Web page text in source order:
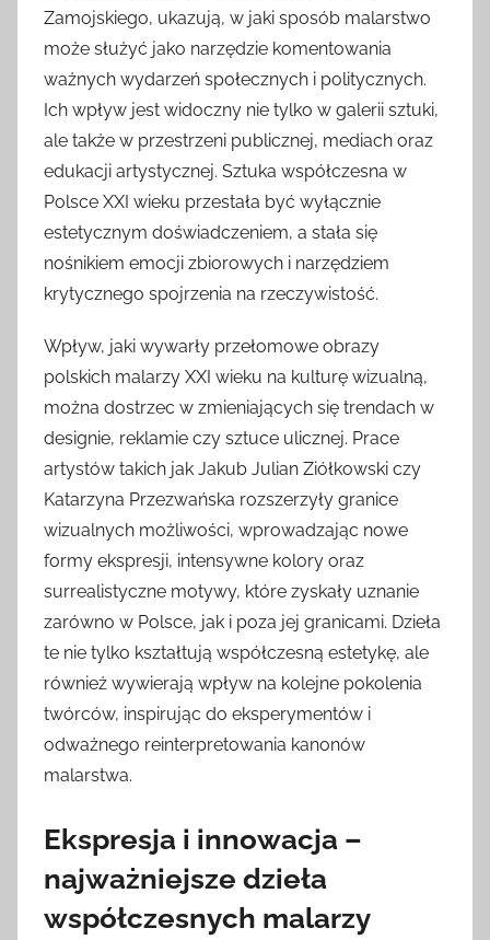
Zamojskiego, ukazują, w jaki sposób malarstwo
może służyć jako narzędzie komentowania
ważnych wydarzeń społecznych i politycznych.
Ich wpływ jest widoczny nie tylko w galerii sztuki,
ale także w przestrzeni publicznej, mediach oraz
edukacji artystycznej. Sztuka współczesna w
Polsce XXI wieku przestała być wyłącznie
estetycznym doświadczeniem, a stała się
nośnikiem emocji zbiorowych i narzędziem
krytycznego spojrzenia na rzeczywistość.
Wpływ, jaki wywarły przełomowe obrazy
polskich malarzy XXI wieku na kulturę wizualną,
można dostrzec w zmieniających się trendach w
designie, reklamie czy sztuce ulicznej. Prace
artystów takich jak Jakub Julian Ziółkowski czy
Katarzyna Przezwańska rozszerzyły granice
wizualnych możliwości, wprowadzając nowe
formy ekspresji, intensywne kolory oraz
surrealistyczne motywy, które zyskały uznanie
zarówno w Polsce, jak i poza jej granicami. Dzieła
te nie tylko kształtują współczesną estetykę, ale
również wywierają wpływ na kolejne pokolenia
twórców, inspirując do eksperymentów i
odważnego reinterpretowania kanonów
malarstwa.
Ekspresja i innowacja –
najważniejsze dzieła
współczesnych malarzy